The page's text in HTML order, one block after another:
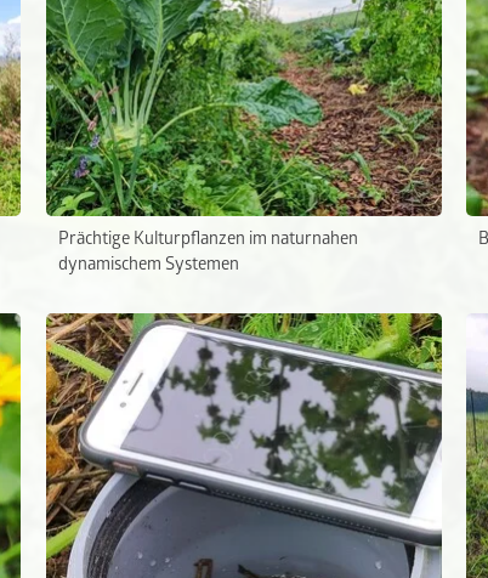
Prächtige Kulturpflanzen im naturnahen
dynamischem Systemen